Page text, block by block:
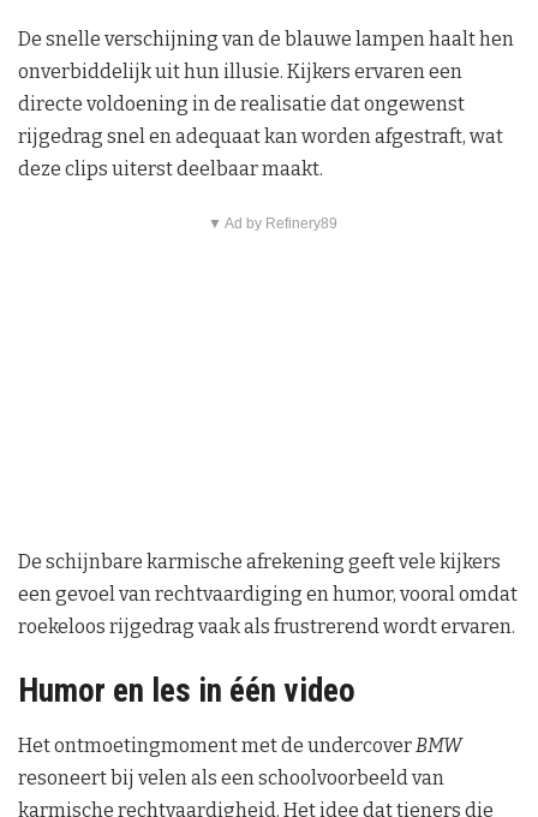
De snelle verschijning van de blauwe lampen haalt hen
onverbiddelijk uit hun illusie. Kijkers ervaren een
directe voldoening in de realisatie dat ongewenst
rijgedrag snel en adequaat kan worden afgestraft, wat
deze clips uiterst deelbaar maakt.
▼ Ad by Refinery89
De schijnbare karmische afrekening geeft vele kijkers
een gevoel van rechtvaardiging en humor, vooral omdat
roekeloos rijgedrag vaak als frustrerend wordt ervaren.
Humor en les in één video
Het ontmoetingmoment met de undercoverBMW
resoneert bij velen als een schoolvoorbeeld van
karmische rechtvaardigheid. Het idee dat tieners die